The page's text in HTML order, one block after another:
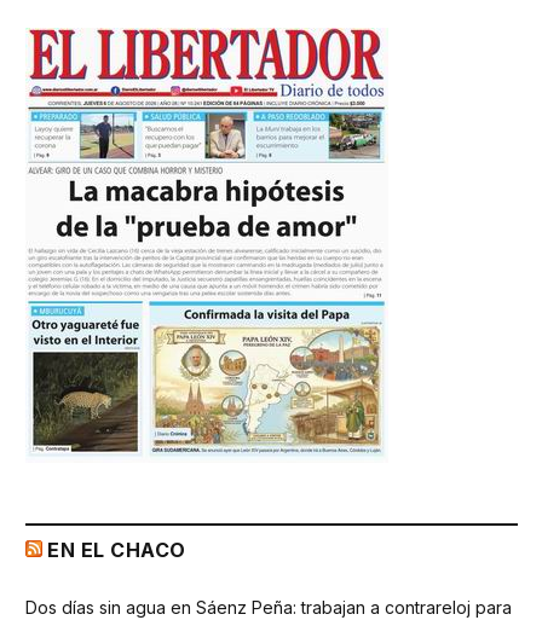
EN EL CHACO
Dos días sin agua en Sáenz Peña: trabajan a contrareloj para